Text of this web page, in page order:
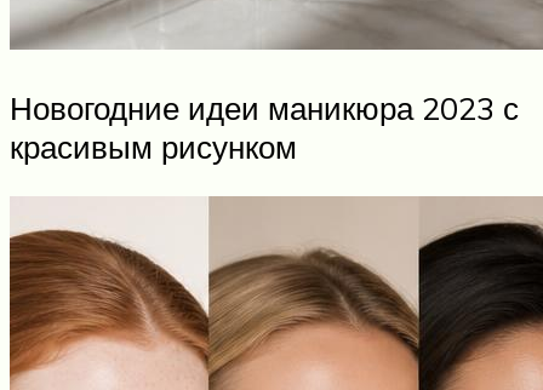
Новогодние идеи маникюра 2023 с
красивым рисунком